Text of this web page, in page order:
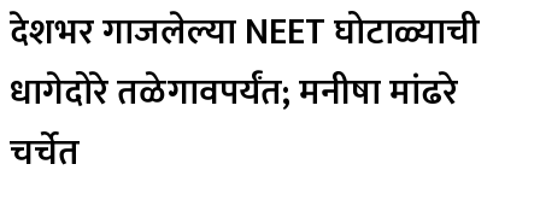
देशभर गाजलेल्या NEET घोटाळ्याची
धागेदोरे तळेगावपर्यंत; मनीषा मांढरे
चर्चेत